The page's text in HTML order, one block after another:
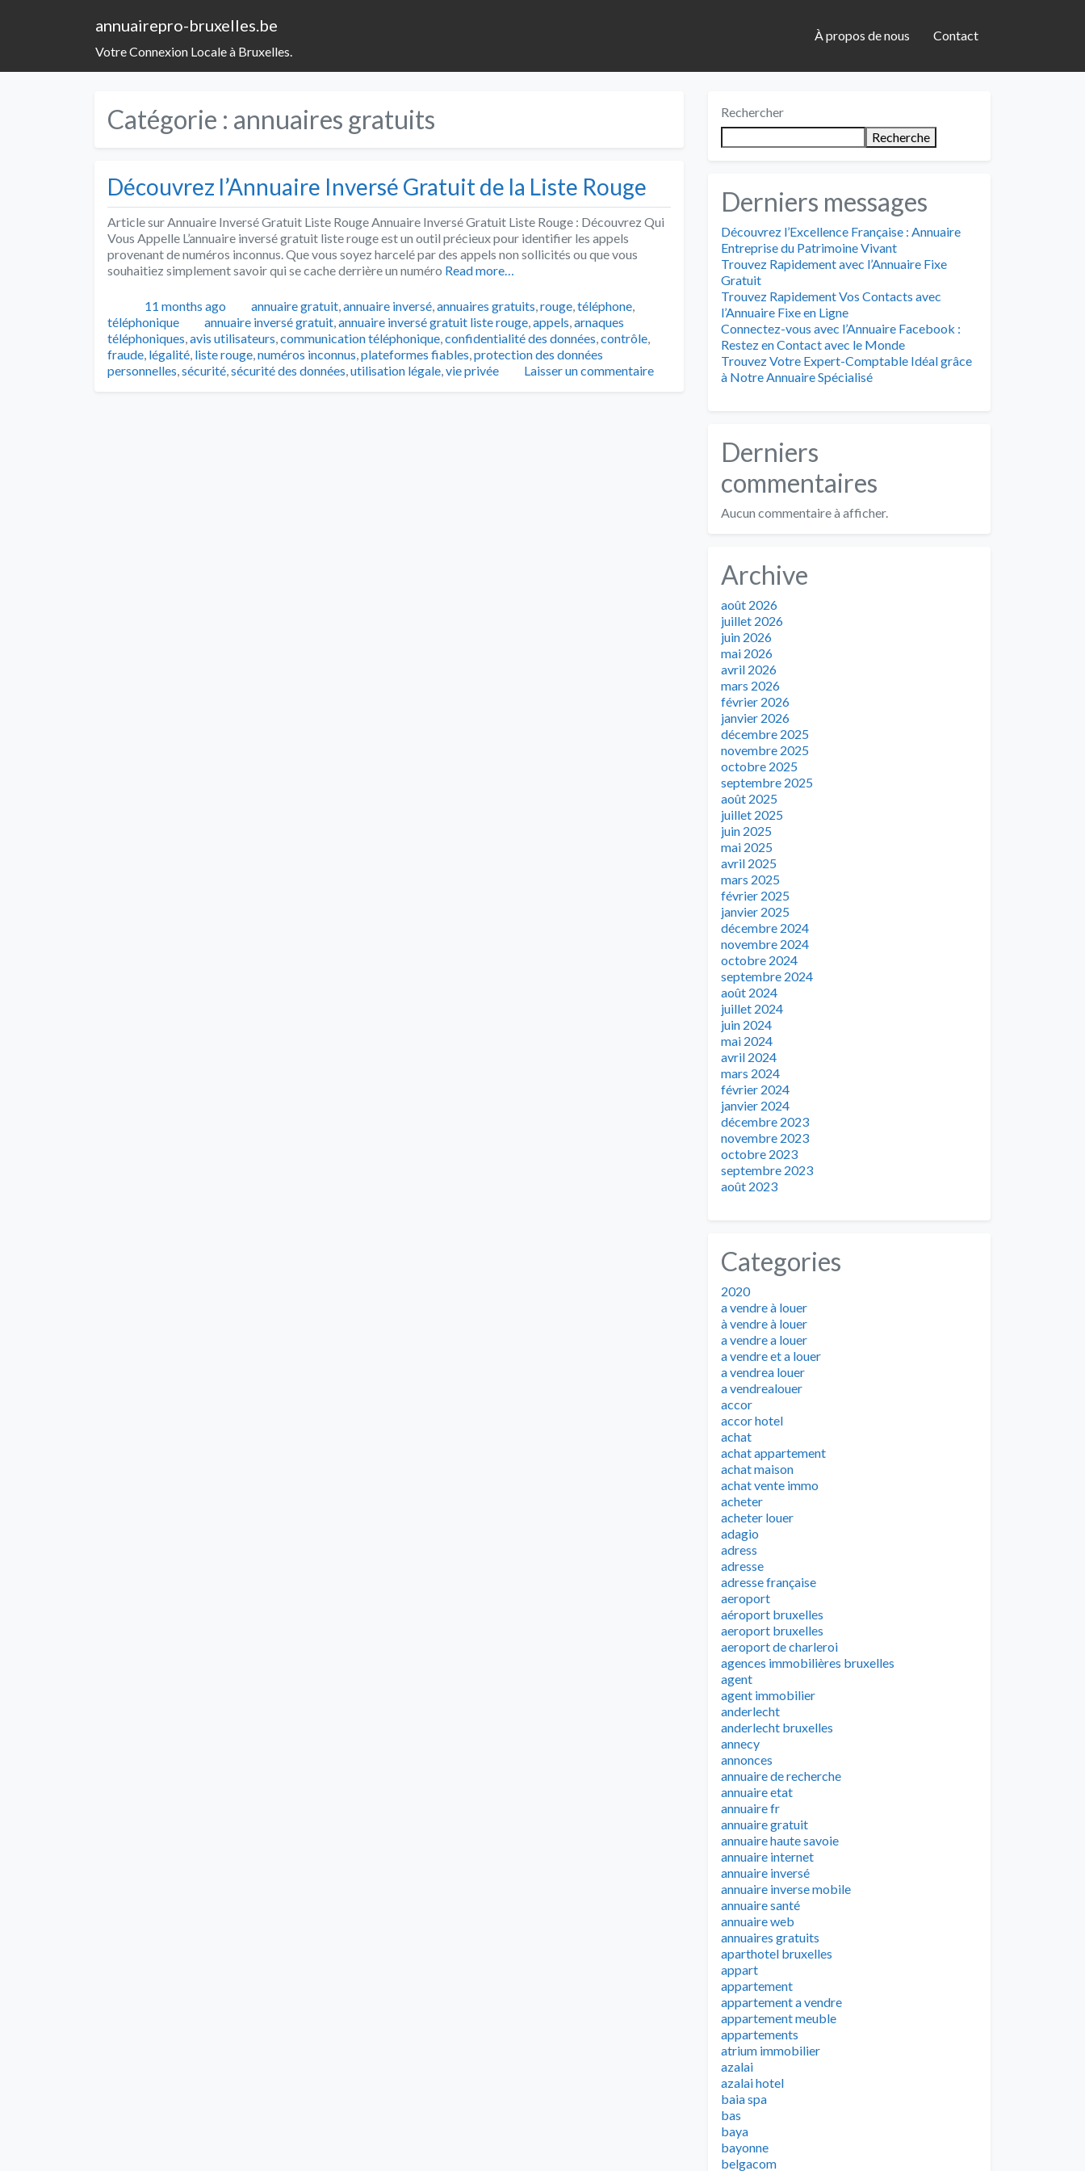
annuairepro-bruxelles.be
Votre Connexion Locale à Bruxelles.
À propos de nous Contact
Catégorie : annuaires gratuits
Découvrez l’Annuaire Inversé Gratuit de la Liste Rouge
Article sur Annuaire Inversé Gratuit Liste Rouge Annuaire Inversé Gratuit Liste Rouge : Découvrez Qui
Vous Appelle L’annuaire inversé gratuit liste rouge est un outil précieux pour identifier les appels
provenant de numéros inconnus. Que vous soyez harcelé par des appels non sollicités ou que vous
souhaitiez simplement savoir qui se cache derrière un numéro Read more…
Publié11 months ago Catégories
annuaire gratuit,annuaire inversé,annuaires gratuits,rouge,téléphone,
téléphonique
Tags
annuaire inversé gratuit,annuaire inversé gratuit liste rouge,appels,arnaques
téléphoniques,avis utilisateurs,communication téléphonique,confidentialité des données,contrôle,
fraude, légalité, liste rouge,numéros inconnus,plateformes fiables,protection des données
personnelles,sécurité,sécurité des données,utilisation légale,vie privée Laisser un commentaire
Rechercher
Recherche
Derniers messages
Découvrez l’Excellence Française : Annuaire
Entreprise du Patrimoine Vivant
Trouvez Rapidement avec l’Annuaire Fixe
Gratuit
Trouvez Rapidement Vos Contacts avec
l’Annuaire Fixe en Ligne
Connectez-vous avec l’Annuaire Facebook :
Restez en Contact avec le Monde
Trouvez Votre Expert-Comptable Idéal grâce
à Notre Annuaire Spécialisé
Derniers
commentaires
Aucun commentaire à afficher.
Archive
août 2026
juillet 2026
juin 2026
mai 2026
avril 2026
mars 2026
février 2026
janvier 2026
décembre 2025
novembre 2025
octobre 2025
septembre 2025
août 2025
juillet 2025
juin 2025
mai 2025
avril 2025
mars 2025
février 2025
janvier 2025
décembre 2024
novembre 2024
octobre 2024
septembre 2024
août 2024
juillet 2024
juin 2024
mai 2024
avril 2024
mars 2024
février 2024
janvier 2024
décembre 2023
novembre 2023
octobre 2023
septembre 2023
août 2023
Categories
2020
a vendre à louer
à vendre à louer
a vendre a louer
a vendre et a louer
a vendrea louer
a vendrealouer
accor
accor hotel
achat
achat appartement
achat maison
achat vente immo
acheter
acheter louer
adagio
adress
adresse
adresse française
aeroport
aéroport bruxelles
aeroport bruxelles
aeroport de charleroi
agences immobilières bruxelles
agent
agent immobilier
anderlecht
anderlecht bruxelles
annecy
annonces
annuaire de recherche
annuaire etat
annuaire fr
annuaire gratuit
annuaire haute savoie
annuaire internet
annuaire inversé
annuaire inverse mobile
annuaire santé
annuaire web
annuaires gratuits
aparthotel bruxelles
appart
appartement
appartement a vendre
appartement meuble
appartements
atrium immobilier
azalai
azalai hotel
baia spa
bas
baya
bayonne
belgacom